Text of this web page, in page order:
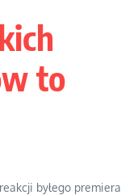
to
byłego premiera